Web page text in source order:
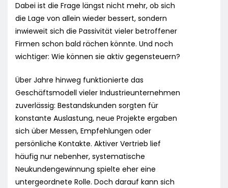
Dabei ist die Frage längst nicht mehr, ob sich
die Lage von allein wieder bessert, sondern
inwieweit sich die Passivität vieler betroffener
Firmen schon bald rächen könnte. Und noch
wichtiger: Wie können sie aktiv gegensteuern?
Über Jahre hinweg funktionierte das
Geschäftsmodell vieler Industrieunternehmen
zuverlässig: Bestandskunden sorgten für
konstante Auslastung, neue Projekte ergaben
sich über Messen, Empfehlungen oder
persönliche Kontakte. Aktiver Vertrieb lief
häufig nur nebenher, systematische
Neukundengewinnung spielte eher eine
untergeordnete Rolle. Doch darauf kann sich